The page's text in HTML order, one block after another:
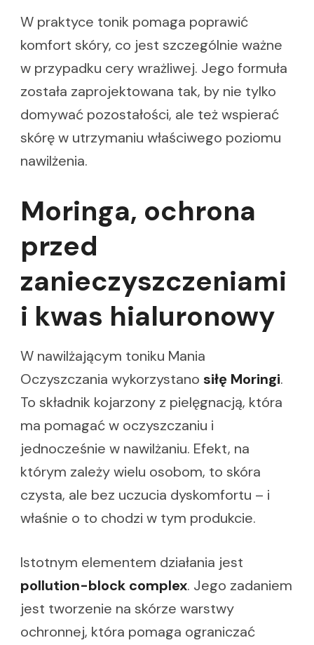
W praktyce tonik pomaga poprawić
komfort skóry, co jest szczególnie ważne
w przypadku cery wrażliwej. Jego formuła
została zaprojektowana tak, by nie tylko
domywać pozostałości, ale też wspierać
skórę w utrzymaniu właściwego poziomu
nawilżenia.
Moringa, ochrona
przed
zanieczyszczeniami
i kwas hialuronowy
W nawilżającym toniku Mania
Oczyszczania wykorzystano siłę Moringi.
To składnik kojarzony z pielęgnacją, która
ma pomagać w oczyszczaniu i
jednocześnie w nawilżaniu. Efekt, na
którym zależy wielu osobom, to skóra
czysta, ale bez uczucia dyskomfortu – i
właśnie o to chodzi w tym produkcie.
Istotnym elementem działania jest
pollution-block complex. Jego zadaniem
jest tworzenie na skórze warstwy
ochronnej, która pomaga ograniczać